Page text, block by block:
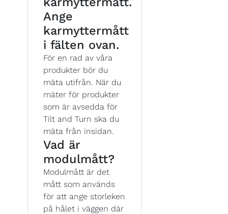
Ange
karmyttermått
i fälten ovan.
För en rad av våra
produkter bör du
mäta utifrån. När du
mäter för produkter
som är avsedda för
Tilt and Turn ska du
mäta från insidan.
Vad är
modulmått?
Modulmått är det
mått som används
för att ange storleken
på hålet i väggen där